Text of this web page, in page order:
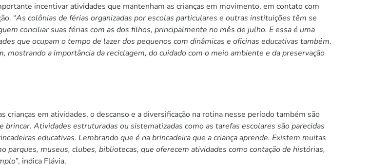
incentivar atividades que mantenham as crianças em movimento, em contato com
“As colônias de férias organizadas por escolas particulares e outras instituições têm se
conciliar suas férias com as dos filhos, principalmente no mês de julho. E essa é uma
que ocupam o tempo de lazer dos pequenos com dinâmicas e oficinas educativas também.
mostrando a importância da reciclagem, do cuidado com o meio ambiente e da preservação
em atividades, o descanso e a diversificação na rotina nesse período também são
brincar. Atividades estruturadas ou sistematizadas como as tarefas escolares são parecidas
educativas. Lembrando que é na brincadeira que a criança aprende. Existem muitas
parques, museus, clubes, bibliotecas, que oferecem atividades como contação de histórias,
”, indica Flávia.